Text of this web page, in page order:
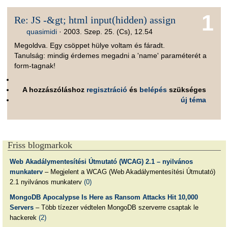
1
Re: JS -&gt; html input(hidden) assign
quasimidi · 2003. Szep. 25. (Cs), 12.54
Megoldva. Egy csöppet hülye voltam és fáradt.
Tanulság: mindig érdemes megadni a 'name' paraméterét a
form-tagnak!
A hozzászóláshoz regisztráció és belépés szükséges
új téma
Friss blogmarkok
Web Akadálymentesítési Útmutató (WCAG) 2.1 – nyilvános
munkaterv– Megjelent a WCAG (Web Akadálymentesítési Útmutató)
2.1 nyilvános munkaterv (0)
MongoDB Apocalypse Is Here as Ransom Attacks Hit 10,000
Servers– Több tízezer védtelen MongoDB szerverre csaptak le
hackerek (2)